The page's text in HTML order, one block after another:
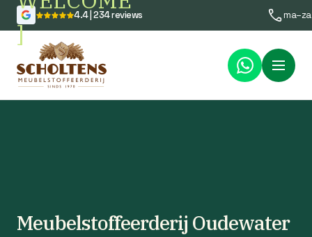
]
4.4 | 234 reviews
Menu
Meubelstoffeerderij Oudewater